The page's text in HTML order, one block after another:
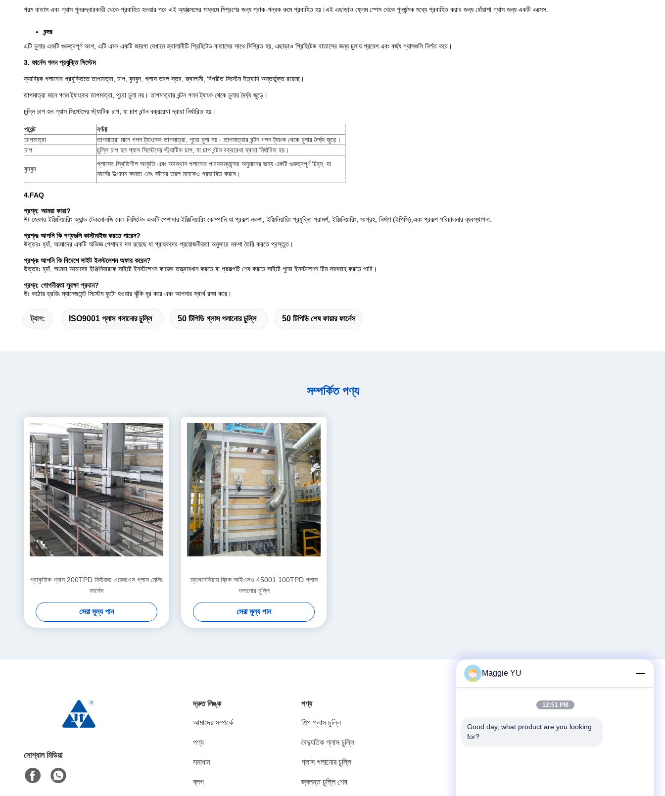
গরম বাতাস এবং গ্যাস পুনরুদ্ধারকারী থেকে প্রবাহিত হওয়ার পরে এই অ্যাক্সেসের মাধ্যমে মিশ্রণের জন্য প্রাক-গন্ধক রুমে প্রবাহিত হয়।এই এছাড়াও ফ্লেম স্পেস থেকে পুনর্জন্মক মধ্যে প্রবাহিত করার জন্য ধোঁয়াশা গ্যাস জন্য একটি এক্সেস.
বন্দর
এটি চুলার একটি গুরুত্বপূর্ণ অংশ, এটি এমন একটি জায়গা যেখানে জ্বালানীটি প্রিহিটেড বাতাসের সাথে মিশ্রিত হয়, এছাড়াও প্রিহিটেড বাতাসের জন্য চুলায় প্রবেশ এবং বর্জ্য গ্যাসগুলি নির্গত করে।
3. ফার্নেস গলন প্রযুক্তি সিস্টেম
ফ্যাব্রিক গলানোর প্রযুক্তিতে তাপমাত্রা, চাপ, বুদবুদ, গ্লাস তরল স্তর, জ্বালানী, বিপরীত সিস্টেম ইত্যাদি অন্তর্ভুক্ত রয়েছে।
তাপমাত্রা মানে গলন ট্যাংকের তাপমাত্রা, পুরো চুলা নয়। তাপমাত্রার বন্টন গলন ট্যাংক থেকে চুলার দৈর্ঘ্য জুড়ে।
চুল্লি চাপ হল গ্যাস সিস্টেমের স্ট্যাটিক চাপ, যা চাপ বন্টন বক্ররেখা দ্বারা নির্ধারিত হয়।
পয়েন্ট
বর্ণনা
তাপমাত্রা
তাপমাত্রা মানে গলন ট্যাংকের তাপমাত্রা, পুরো চুলা নয়। তাপমাত্রার বন্টন গলন ট্যাংক থেকে চুলার দৈর্ঘ্য জুড়ে।
চাপ
চুল্লি চাপ হল গ্যাস সিস্টেমের স্ট্যাটিক চাপ, যা চাপ বন্টন বক্ররেখা দ্বারা নির্ধারিত হয়।
বুদবুদ
গ্লাসের স্থিতিশীল আকৃতি এবং অবস্থান গলানোর পারফরম্যান্সের অনুমানের জন্য একটি গুরুত্বপূর্ণ চিহ্ন, যা
ফার্নের উত্পাদন ক্ষমতা এবং কাঁচের তরল মানকেও প্রভাবিত করবে।
4.FAQ
প্রশ্ন: আমরা কারা?
উঃ জেফার ইঞ্জিনিয়ারিং অ্যান্ড টেকনোলজি কোং লিমিটেড একটি পেশাদার ইঞ্জিনিয়ারিং কোম্পানি যা প্রকল্প নকশা, ইঞ্জিনিয়ারিং প্রযুক্তি পরামর্শ, ইঞ্জিনিয়ারিং, সংগ্রহ, নির্মাণ (ইপিসি),এবং প্রকল্প পরিচালনার ব্যবস্থাপনা.
প্রশ্নঃ আপনি কি পণ্যগুলি কাস্টমাইজ করতে পারেন?
উত্তরঃ হ্যাঁ, আমাদের একটি অভিজ্ঞ পেশাদার দল রয়েছে যা গ্রাহকদের প্রয়োজনীয়তা অনুসারে নকশা তৈরি করতে প্রস্তুত।
প্রশ্নঃ আপনি কি বিদেশে সাইট ইনস্টলেশন অফার করেন?
উত্তরঃ হ্যাঁ, আমরা আমাদের ইঞ্জিনিয়ারকে সাইটে ইনস্টলেশন কাজের তত্ত্বাবধান করতে বা প্রকল্পটি শেষ করতে সাইটে পুরো ইনস্টলেশন টিম সরবরাহ করতে পারি।
প্রশ্ন: গোপনীয়তা সুরক্ষা প্রদান?
উঃ কঠোর ড্রয়িং ম্যানেজমেন্ট সিস্টেম ফুটো হওয়ার ঝুঁকি দূর করে এবং আপনার স্বার্থ রক্ষা করে।
ট্যাগ: ISO9001 গ্লাস গলানোর চুল্লি 50 টিপিডি গ্লাস গলানোর চুল্লি 50 টিপিডি শেষ ফায়ার ফার্নেস
সম্পর্কিত পণ্য
প্রাকৃতিক গ্যাস 200TPD ফিউজড এজেডএস গ্লাস মেলিং
ফার্নেস
সেরা মূল্য পান
ম্যাগনেসিয়াম ব্রিক আইএসও 45001 100TPD গ্লাস
গলানোর চুল্লি
সেরা মূল্য পান
সোশ্যাল মিডিয়া
দ্রুত লিঙ্ক
আমাদের সম্পর্কে
পণ্য
সমাধান
ব্লগ
পণ্য
শিল্প গ্লাস চুল্লি
বৈদ্যুতিক গ্লাস চুল্লি
গ্লাস গলানোর চুল্লি
জ্বলন্ত চুল্লি শেষ
টেলিফোন
Maggie YU
12:51 PM
Good day, what product are you looking
for?